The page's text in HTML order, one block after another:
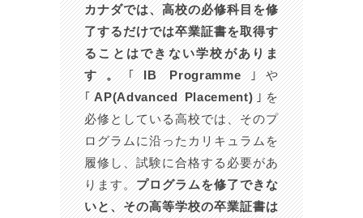
カナダでは、高校の必修科目を修
了するだけでは卒業証書を取得す
ることはできない学校がありま
す。｢IB Programme｣や
｢AP(Advanced Placement)｣を
必修としている高校では、そのプ
ログラムに沿ったカリキュラムを
履修し、試験に合格する必要があ
ります。プログラムを修了できな
いと、その高等学校の卒業証書は